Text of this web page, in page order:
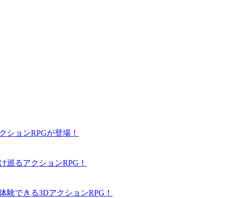
ションRPGが登場！
巡るアクションRPG！
できる3DアクションRPG！